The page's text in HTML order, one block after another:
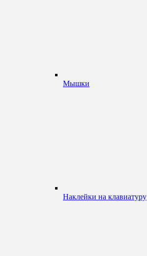
Мышки
Наклейки на клавиатуру